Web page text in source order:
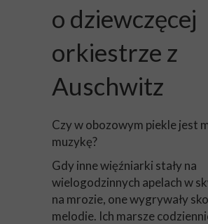
o dziewczęcej
orkiestrze z
Auschwitz
Czy w obozowym piekle jest
muzykę?
Gdy inne więźniarki stały na
wielogodzinnych apelach w
na mrozie, one wygrywały
melodie. Ich marsze